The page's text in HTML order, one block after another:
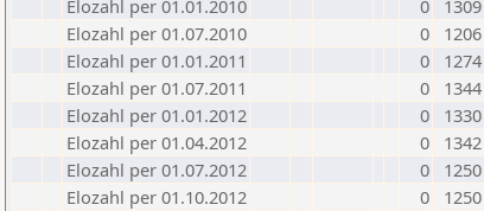
Elozahl per 01.01.2010
0
1309
Elozahl per 01.07.2010
0
1206
Elozahl per 01.01.2011
0
1274
Elozahl per 01.07.2011
0
1344
Elozahl per 01.01.2012
0
1330
Elozahl per 01.04.2012
0
1342
Elozahl per 01.07.2012
0
1250
Elozahl per 01.10.2012
0
1250